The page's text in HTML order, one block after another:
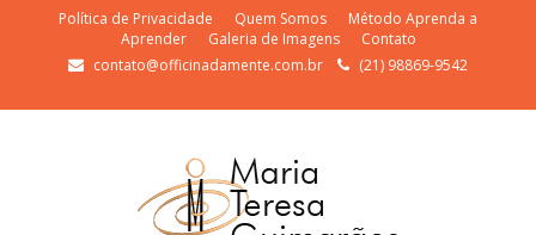
Política de Privacidade Quem Somos
Método Aprenda a
Aprender
Galeria de Imagens
Contato
contato@officinadamente.com.br
(21) 98869-9542